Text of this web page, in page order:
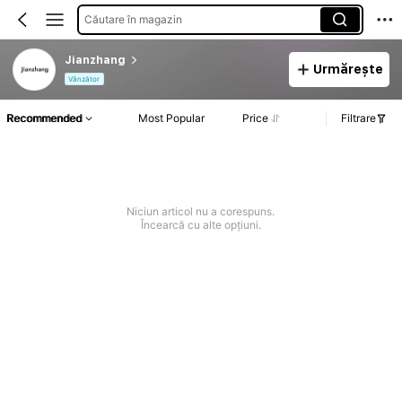
Căutare în magazin
Jianzhang
Vânzător
Urmărește
Recommended Most Popular Price Filtrare
Niciun articol nu a corespuns.
Încearcă cu alte opțiuni.